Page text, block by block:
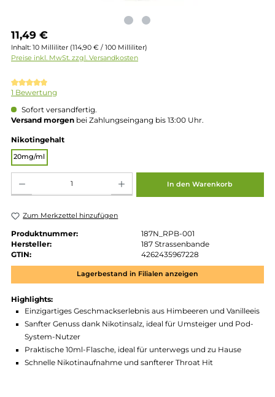
Inhalt:10 Milliliter
Preise inkl. MwSt. zzgl. Versandkosten
Sofort versandfertig.
Versand morgen
Nikotingehaltauswählen
In den Warenkorb
Zum Merkzettel hinzufügen
Hersteller:
GTIN: 4262435967228
Highlights: